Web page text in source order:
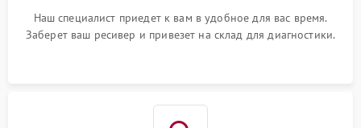
Наш специалист приедет к вам в удобное для вас время.
Заберет ваш ресивер и привезет на склад для диагностики.